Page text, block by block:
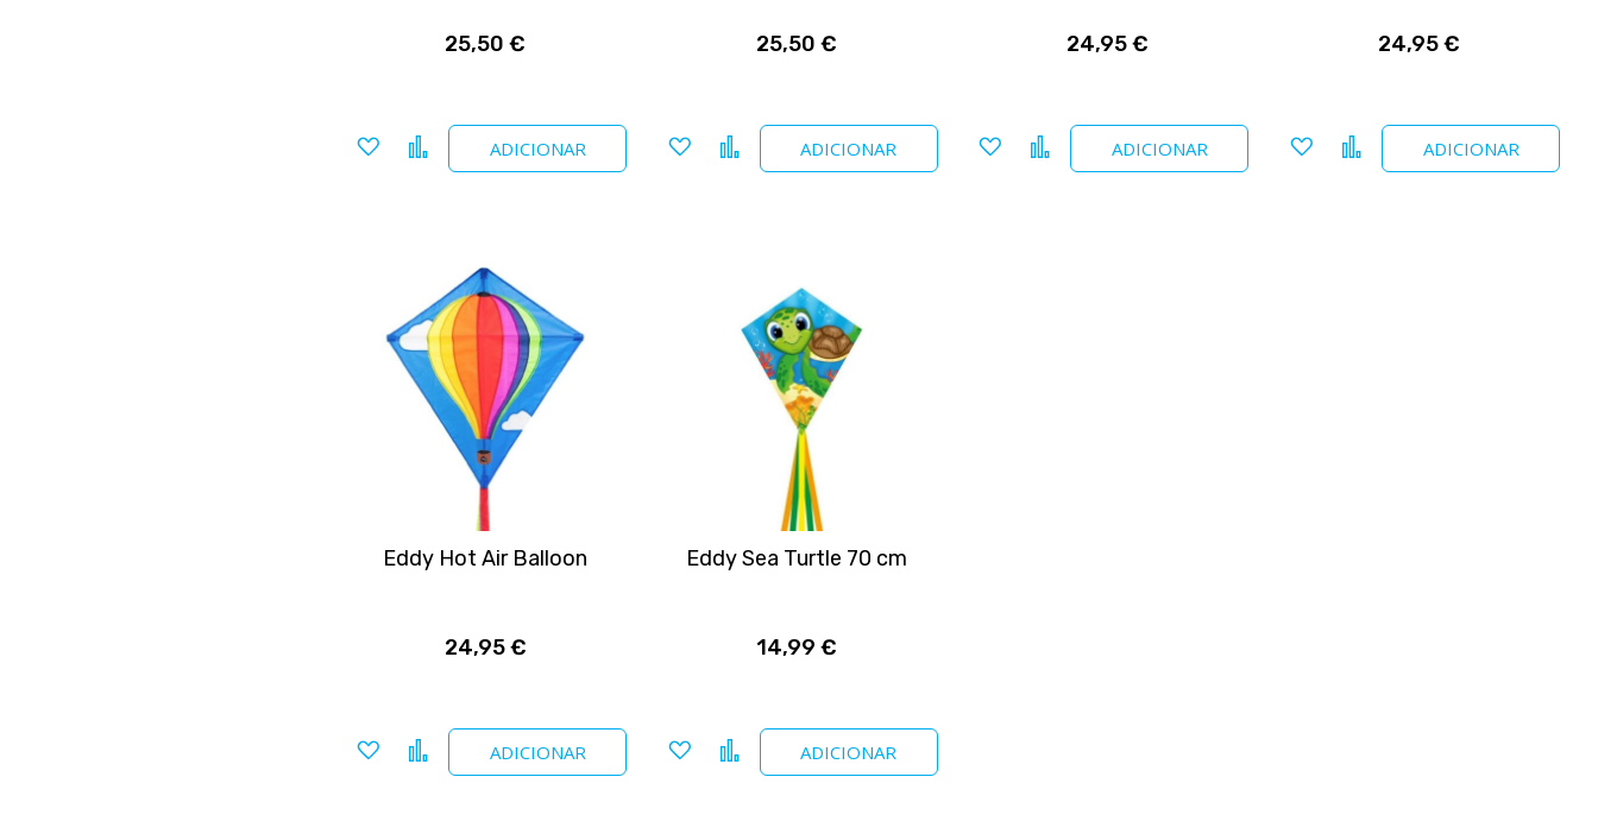
25,50 €
ADICIONAR
AdicionarComparar
25,50 €
ADICIONAR
AdicionarComparar
24,95 €
ADICIONAR
AdicionarComparar
24,95 €
ADICIONAR
AdicionarComparar
Eddy Hot Air Balloon
24,95 €
ADICIONAR
AdicionarComparar
Eddy Sea Turtle 70 cm
14,99 €
ADICIONAR
AdicionarComparar